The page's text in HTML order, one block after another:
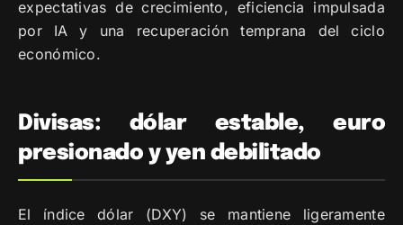
expectativas de crecimiento, eficiencia impulsada
por IA y una recuperación temprana del ciclo
económico.
Divisas: dólar estable, euro
presionado y yen debilitado
El índice dólar (DXY) se mantiene ligeramente